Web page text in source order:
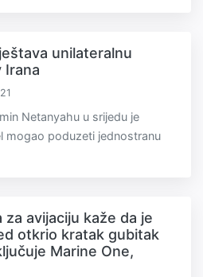
unilateralnu
Irana
Netanyahu u srijedu je
mogao poduzeti jednostranu
avijaciju kaže da je
otkrio kratak gubitak
Marine One,